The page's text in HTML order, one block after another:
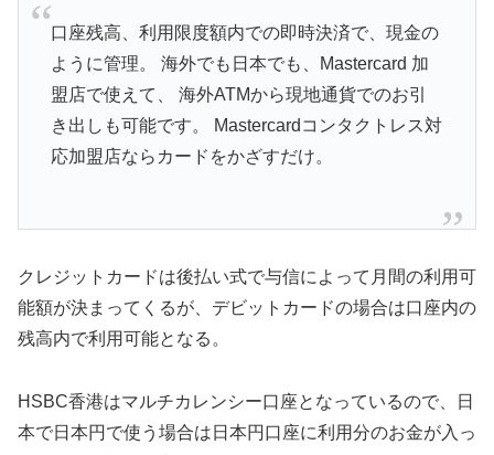
口座残高、利用限度額内での即時決済で、現金の
ように管理。 海外でも日本でも、Mastercard 加
盟店で使えて、 海外ATMから現地通貨でのお引
き出しも可能です。 Mastercardコンタクトレス対
応加盟店ならカードをかざすだけ。
クレジットカードは後払い式で与信によって月間の利用可
能額が決まってくるが、デビットカードの場合は口座内の
残高内で利用可能となる。
HSBC香港はマルチカレンシー口座となっているので、日
本で日本円で使う場合は日本円口座に利用分のお金が入っ